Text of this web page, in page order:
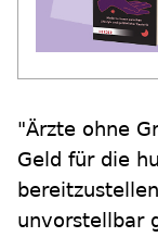
"Ärzte ohne
Geld für die
unvorstellbar